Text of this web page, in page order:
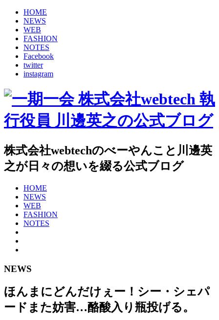
HOME
NEWS
WEB
FASHION
NOTES
Facebook
twitter
instagram
株式会社webtechのべーやんこと川邊英
之が日々の想いを綴る公式ブログ
HOME
NEWS
WEB
FASHION
NOTES
NEWS
ほんまにどんだけぇー！シー・シェパ
ードまた妨害…酪酸入り瓶投げる。